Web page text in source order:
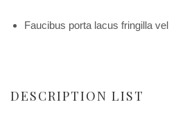
Faucibus porta lacus fringilla vel
DESCRIPTION LIST